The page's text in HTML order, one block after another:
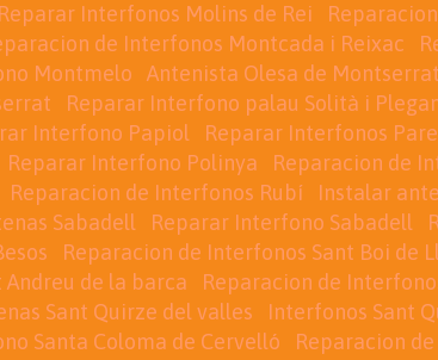
Reparar Interfonos Molins de Rei
de Interfonos Montcada i Reixac
Montmelo
Antenista Olesa de Montserrat
Reparar Interfono palau Solità i
Interfono Papiol Reparar Interfonos
Reparar Interfono Polinya Reparacion de
Reparacion de Interfonos Rubí Instalar
Sabadell
Reparar Interfono Sabadell
Reparacion de Interfonos Sant Boi de
de la barca
Reparacion de
Sant Quirze del valles Interfonos Sant
Santa Coloma de Cervelló
Reparacion